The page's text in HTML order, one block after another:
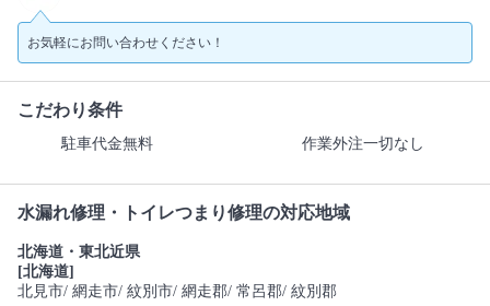
お気軽にお問い合わせください！
こだわり条件
駐車代金無料 作業外注一切なし
水漏れ修理・トイレつまり修理の対応地域
北海道・東北近県
[北海道]
北見市/ 網走市/ 紋別市/ 網走郡/ 常呂郡/ 紋別郡